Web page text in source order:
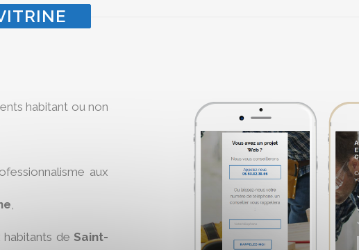
habitant ou non
aux
de Saint-